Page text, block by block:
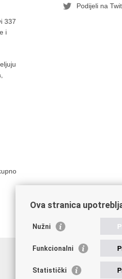
337
i
Podijeli na
Važne poveznice
Vlada Republike Hrvatske
Ova stranica
Nužni
Funkcionalni
Statistički